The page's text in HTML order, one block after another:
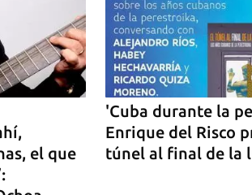
el que
'Cuba durante la
Enrique del Risco
túnel al final de la